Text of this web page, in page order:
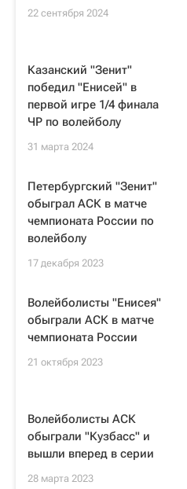
22 сентября 2024
Казанский "Зенит"
победил "Енисей" в
первой игре 1/4 финала
ЧР по волейболу
31 марта 2024
Петербургский "Зенит"
обыграл АСК в матче
чемпионата России по
волейболу
17 декабря 2023
Волейболисты "Енисея"
обыграли АСК в матче
чемпионата России
21 октября 2023
Волейболисты АСК
обыграли "Кузбасс" и
вышли вперед в серии
28 марта 2023